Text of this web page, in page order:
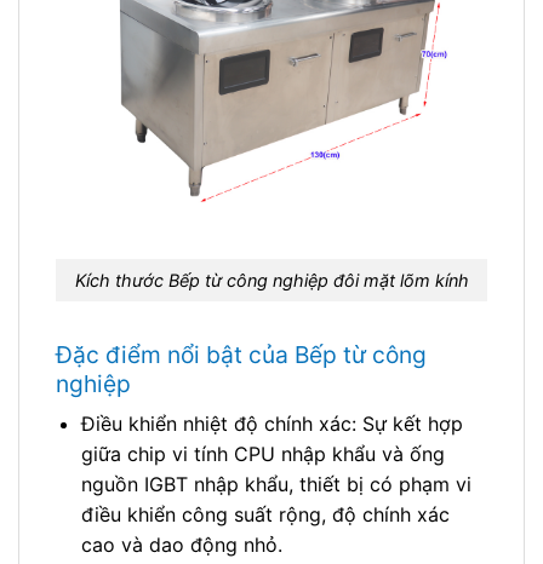
Kích thước Bếp từ công nghiệp đôi mặt lõm kính
Đặc điểm nổi bật của Bếp từ công
nghiệp
Điều khiển nhiệt độ chính xác: Sự kết hợp
giữa chip vi tính CPU nhập khẩu và ống
nguồn IGBT nhập khẩu, thiết bị có phạm vi
điều khiển công suất rộng, độ chính xác
cao và dao động nhỏ.